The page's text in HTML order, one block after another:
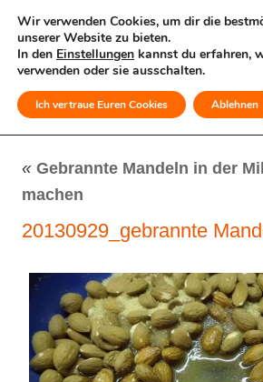
MENÜ
« Gebrannte Mandeln in der
machen
20130929_gebrannte
Wir verwenden Cookies, um dir die
unserer Website zu bieten.
In den Einstellungen kannst du erfahren,
verwenden oder sie ausschalten.
Ich vertraue Euren Cookies Ablehnen